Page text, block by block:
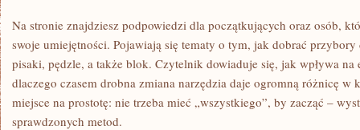
Na stronie znajdziesz podpowiedzi dla początkujących oraz osób,
swoje umiejętności. Pojawiają się tematy o tym, jak dobrać
pisaki, pędzle, a także blok. Czytelnik dowiaduje się, jak wpływa
dlaczego czasem drobna zmiana narzędzia daje ogromną różnicę w
miejsce na prostotę: nie trzeba mieć „wszystkiego”, by zacząć –
sprawdzonych metod.